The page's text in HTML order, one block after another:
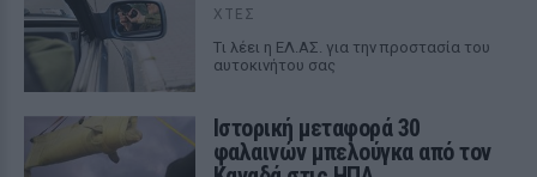
ΧΤΕΣ
Tι λέει η ΕΛ.ΑΣ. για την προστασία του
αυτοκινήτου σας
Ιστορική μεταφορά 30
φαλαινών μπελούγκα από τον